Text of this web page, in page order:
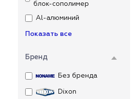
блок-сополимер
Al-алюминий
Показать все
Бренд
Без бренда
Dixon